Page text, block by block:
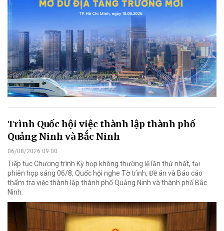
Trình Quốc hội việc thành lập thành phố
Quảng Ninh và Bắc Ninh
06/08/2026 09:00
Tiếp tục Chương trình Kỳ họp không thường lệ lần thứ nhất, tại
phiên họp sáng 06/8, Quốc hội nghe Tờ trình, Đề án và Báo cáo
thẩm tra việc thành lập thành phố Quảng Ninh và thành phố Bắc
Ninh.